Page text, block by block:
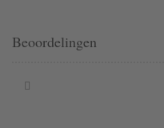
Beoordelingen